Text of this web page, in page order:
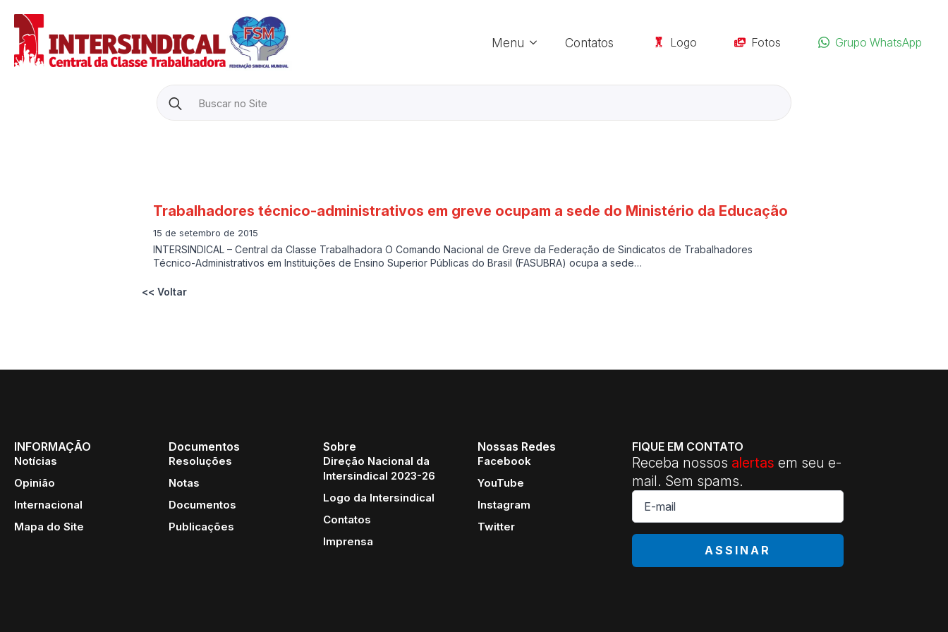
Menu Contatos Logo Fotos Grupo WhatsApp
Search
for:
Trabalhadores técnico-administrativos em greve ocupam a sede do Ministério da Educação
15 de setembro de 2015
INTERSINDICAL – Central da Classe Trabalhadora O Comando Nacional de Greve da Federação de Sindicatos de Trabalhadores
Técnico-Administrativos em Instituições de Ensino Superior Públicas do Brasil (FASUBRA) ocupa a sede…
<< Voltar
INFORMAÇÃO
Notícias
Opinião
Internacional
Mapa do Site
Documentos
Resoluções
Notas
Documentos
Publicações
Sobre
Direção Nacional da
Intersindical 2023-26
Logo da Intersindical
Contatos
Imprensa
Nossas Redes
Facebook
YouTube
Instagram
Twitter
FIQUE EM CONTATO
Receba nossos alertas em seu e-
mail. Sem spams.
E-
mail
ASSINAR